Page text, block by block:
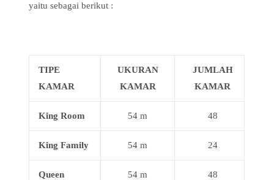
yaitu sebagai berikut :
TIPE
KAMAR
UKURAN
KAMAR
JUMLAH
KAMAR
King Room 54 m 48
King Family 54 m 24
Queen
54 m 48